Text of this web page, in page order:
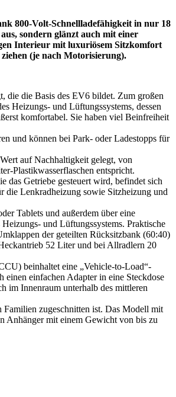
800-Volt-Schnellladefähigkeit in nur 18
sondern glänzt auch mit einer
Interieur mit luxuriösem Sitzkomfort
(je nach Motorisierung).
die die Basis des EV6 bildet. Zum großen
Heizungs- und Lüftungssystems, dessen
komfortabel. Sie haben viel Beinfreiheit
und können bei Park- oder Ladestopps für
auf Nachhaltigkeit gelegt, von
Plastikwasserflaschen entspricht.
das Getriebe gesteuert wird, befindet sich
die Lenkradheizung sowie Sitzheizung und
Tablets und außerdem über eine
und Lüftungssystems. Praktische
der geteilten Rücksitzbank (60:40)
52 Liter und bei Allradlern 20
beinhaltet eine „Vehicle-to-Load“-
einfachen Adapter in eine Steckdose
im Innenraum unterhalb des mittleren
Familien zugeschnitten ist. Das Modell mit
Anhänger mit einem Gewicht von bis zu